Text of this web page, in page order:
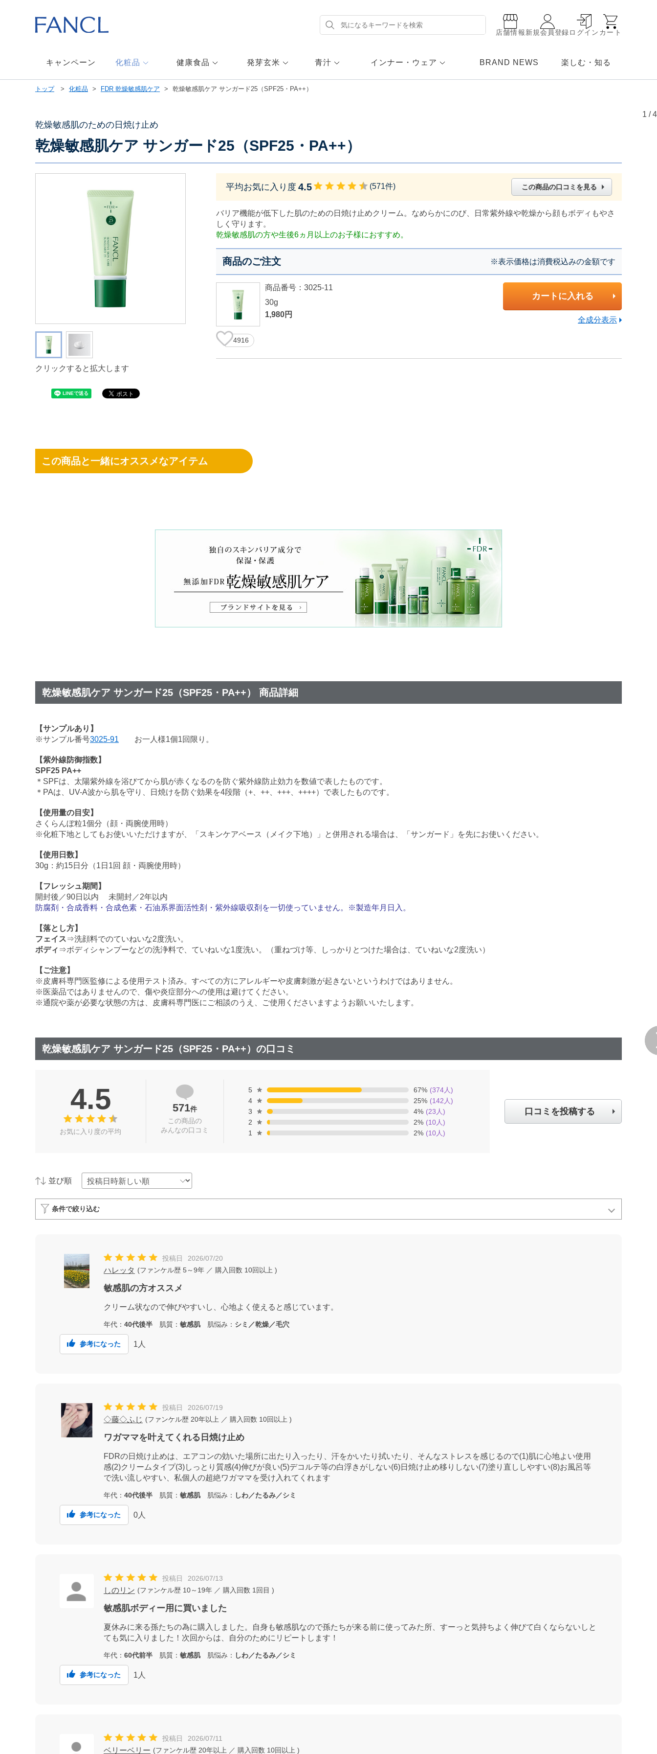
メ
店舗情報新規会員登録ログイン カート
キャンペーン 化粧品 健康食品 発芽玄米 青汁 インナー・ウェア BRAND NEWS 楽しむ・知る
トップ 化粧品 FDR 乾燥敏感肌ケア 乾燥敏感肌ケア サンガード25（SPF25・PA++）
乾燥敏感肌のための日焼け止め
乾燥敏感肌ケア サンガード25（SPF25・PA++）
クリックすると拡大します
平均お気に入り度 4.5 (571件) この商品の口コミを見る
バリア機能が低下した肌のための日焼け止めクリーム。なめらかにのび、日常紫外線や乾燥から顔もボディもやさ
しく守ります。
乾燥敏感肌の方や生後6ヵ月以上のお子様におすすめ。
商品のご注文 ※表示価格は消費税込みの金額です
4916
商品番号：3025-11
30g
1,980円
カートに入れる
全成分表示
この商品と一緒にオススメなアイテム
1 /4
乾燥敏感肌ケア サンガード25（SPF25・PA++） 商品詳細
【サンプルあり】
※サンプル番号3025-91 お一人様1個1回限り。
【紫外線防御指数】
SPF25 PA++
＊SPFは、太陽紫外線を浴びてから肌が赤くなるのを防ぐ紫外線防止効力を数値で表したものです。
＊PAは、UV-A波から肌を守り、日焼けを防ぐ効果を4段階（+、++、+++、++++）で表したものです。
【使用量の目安】
さくらんぼ粒1個分（顔・両腕使用時）
※化粧下地としてもお使いいただけますが、「スキンケアベース（メイク下地）」と併用される場合は、「サンガード」を先にお使いください。
【使用日数】
30g：約15日分（1日1回 顔・両腕使用時）
【フレッシュ期間】
開封後／90日以内 未開封／2年以内
防腐剤・合成香料・合成色素・石油系界面活性剤・紫外線吸収剤を一切使っていません。※製造年月日入。
【落とし方】
フェイス⇒洗顔料でのていねいな2度洗い。
ボディ ⇒ボディシャンプーなどの洗浄料で、ていねいな1度洗い。（重ねづけ等、しっかりとつけた場合は、ていねいな2度洗い）
【ご注意】
※皮膚科専門医監修による使用テスト済み。すべての方にアレルギーや皮膚刺激が起きないというわけではありません。
※医薬品ではありませんので、傷や炎症部分への使用は避けてください。
※通院や薬が必要な状態の方は、皮膚科専門医にご相談のうえ、ご使用くださいますようお願いいたします。
乾燥敏感肌ケア サンガード25（SPF25・PA++）の口コミ
4.5
お気に入り度の平均
571件
この商品の
みんなの口コミ
5 67% (374人)
4
25% (142 人)
3
4% (23 人)
2
2% (10人)
1
2% (10人)
口コミを投稿する
並び順
条件で絞り込む
投稿日 2026/07/20
ハレッタ (ファンケル歴 5～9年 ／ 購入回数 10回以上 )
敏感肌の方オススメ
クリーム状なので伸びやすいし、心地よく使えると感じています。
年代： 40代後半 肌質： 敏感肌肌悩み： シミ／乾燥／毛穴
参考になった 1 人
投稿日 2026/07/19
◇藤◇ふじ (ファンケル歴 20年以上 ／ 購入回数 10回以上 )
ワガママを叶えてくれる日焼け止め
FDRの日焼け止めは、エアコンの効いた場所に出たり入ったり、汗をかいたり拭いたり、そんなストレスを感じるので(1)肌に心地よい使用
感(2)クリームタイプ(3)しっとり質感(4)伸びが良い(5)デコルテ等の白浮きがしない(6)日焼け止め移りしない(7)塗り直ししやすい(8)お風呂等
で洗い流しやすい、私個人の超絶ワガママを受け入れてくれます
年代： 40代後半 肌質： 敏感肌肌悩み： しわ／たるみ／シミ
参考になった 0 人
投稿日 2026/07/13
しのリン (ファンケル歴 10～19年 ／ 購入回数 1回目 )
敏感肌ボディー用に買いました
夏休みに来る孫たちの為に購入しました。自身も敏感肌なので孫たちが来る前に使ってみた所、すーっと気持ちよく伸びて白くならないしと
ても気に入りました！次回からは、自分のためにリピートします！
年代： 60代前半 肌質： 敏感肌肌悩み： しわ／たるみ／シミ
参考になった 1 人
投稿日 2026/07/11
ベリーベリー (ファンケル歴 20年以上 ／ 購入回数 10回以上 )